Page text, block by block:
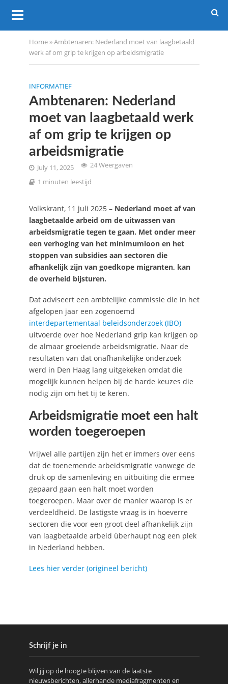
Home»Ambtenaren: Nederland moet van laagbetaald
werk af om grip te krijgen op arbeidsmigratie
INFORMATIEF
Ambtenaren: Nederland
moet van laagbetaald werk
af om grip te krijgen op
arbeidsmigratie
July 11, 2025
24 Weergaven
1 minuten leestijd
Volkskrant, 11 juli 2025 – Nederland moet af van
laagbetaalde arbeid om de uitwassen van
arbeidsmigratie tegen te gaan. Met onder meer
een verhoging van het minimumloon en het
stoppen van subsidies aan sectoren die
afhankelijk zijn van goedkope migranten, kan
de overheid bijsturen.
Dat adviseert een ambtelijke commissie die in het
afgelopen jaar een zogenoemd
interdepartementaal beleidsonderzoek (IBO)
uitvoerde over hoe Nederland grip kan krijgen op
de almaar groeiende arbeidsmigratie. Naar de
resultaten van dat onafhankelijke onderzoek
werd in Den Haag lang uitgekeken omdat die
mogelijk kunnen helpen bij de harde keuzes die
nodig zijn om het tij te keren.
Arbeidsmigratie moet een halt
worden toegeroepen
Vrijwel alle partijen zijn het er immers over eens
dat de toenemende arbeidsmigratie vanwege de
druk op de samenleving en uitbuiting die ermee
gepaard gaan een halt moet worden
toegeroepen. Maar over de manier waarop is er
verdeeldheid. De lastigste vraag is in hoeverre
sectoren die voor een groot deel afhankelijk zijn
van laagbetaalde arbeid überhaupt nog een plek
in Nederland hebben.
Lees hier verder (origineel bericht)
Schrijf je in
Wil jij op de hoogte blijven van de laatste
nieuwsberichten, allerhande mediafragmenten en